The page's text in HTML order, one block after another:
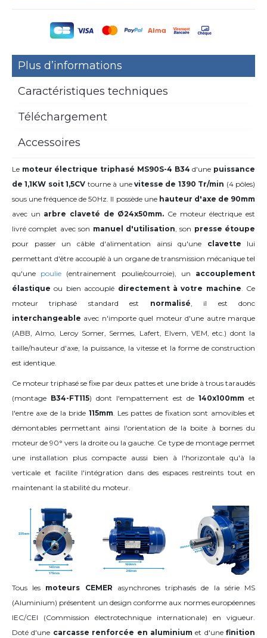
Plus d’informations
Caractéristiques techniques
Téléchargement
Accessoires
Le moteur électrique triphasé MS90S-4 B34 d'une puissance
de 1,1KW soit 1,5CV tourne à une vitesse de 1390 Tr/min (4 pôles)
sous une fréquence de 50Hz. Il possède une hauteur d'axe de 90mm
avec un arbre claveté de Ø24x50mm. Ce moteur électrique est
livré complet avec son manuel d'utilisation, son presse étoupe
pour passer un câble d'alimentation ainsi qu'une clavette lui
permettant d'être accouplé à un organe de transmission mécanique tel
qu'une poulie (entrainement poulie/courroie), un accouplement
élastique ou bien accouplé directement à votre machine. Ce
moteur triphasé standard est normalisé, il est donc
interchangeable avec n'importe quel moteur d'une autre marque
(ABB, Almo, Leroy Somer, Sermes, Lafert, Elvem, VEM, etc.) dont la
taille/hauteur d'axe, la puissance, la vitesse et la forme de construction
est identique.
Ce moteur triphasé se fixe par deux pattes et une bride à trous taraudés
(montage B34-FT115) dont l'empattement est de 140x100mm et
l'entre axe de la bride 115mm. Les pattes de fixation sont amovibles et
démontables permettant ainsi l'orientation de la boite à bornes du
moteur de 90°vers la droite ou la gauche. Ce type de montage permet
une installation plus compacte aussi bien à l'horizontale qu'à la
verticale et facilite l'intégration dans des espaces restreints tout en
maintenant la stabilité du moteur.
Tous les moteurs CEMER asynchrones triphasés de la série MS
(Aluminium) présentent un design conforme aux normes européennes
IEC/CEI (Commission électrotechnique internationale) en vigueur.
Doté d'une carcasse renforcée en aluminiumet d'une finition